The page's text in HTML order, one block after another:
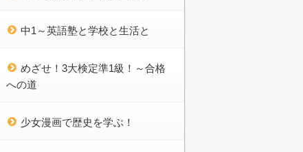
中1～英語塾と学校と生活と
めざせ！3大検定準1級！～合格
への道
少女漫画で歴史を学ぶ！